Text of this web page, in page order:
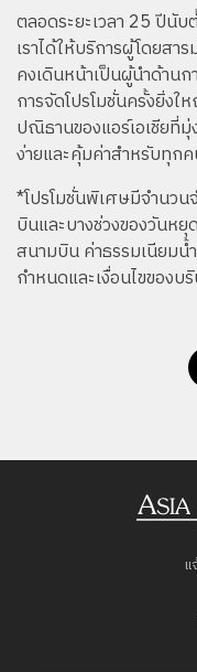
ตลอดระยะเวลา 25 ปีนั
เราได้ให้บริการผู้โดยสา
คงเดินหน้าเป็นผู้นำด้านก
การจัดโปรโมชั่นครั้งยิ่ง
ปณิธานของแอร์เอเชียที่มุ่
ง่ายและคุ้มค่าสำหรับทุก
*โปรโมชั่นพิเศษมีจำนวน
บินและบางช่วงของวันหยุ
สนามบิน ค่าธรรมเนียมน้
กำหนดและเงื่อนไขของบ